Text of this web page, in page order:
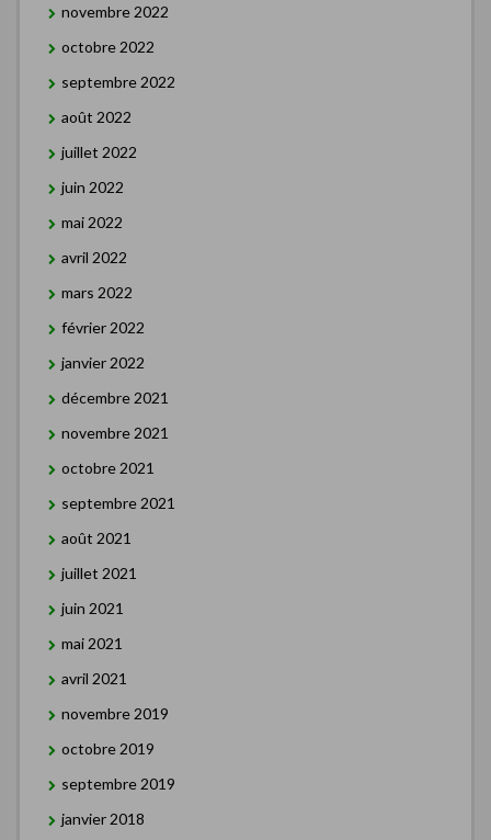
novembre 2022
octobre 2022
septembre 2022
août 2022
juillet 2022
juin 2022
mai 2022
avril 2022
mars 2022
février 2022
janvier 2022
décembre 2021
novembre 2021
octobre 2021
septembre 2021
août 2021
juillet 2021
juin 2021
mai 2021
avril 2021
novembre 2019
octobre 2019
septembre 2019
janvier 2018